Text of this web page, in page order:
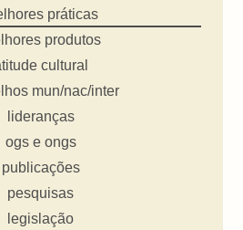
práticas
produtos
cultural
mun/nac/inter
lideranças
ogs e ongs
publicações
pesquisas
legislação